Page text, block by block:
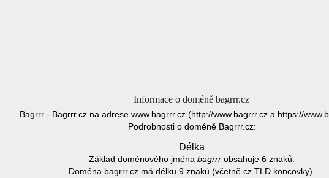
Informace o doméně bagrrr.cz
Bagrrr - Bagrrr.cz na adrese www.bagrrr.cz (http://www.bagrrr.cz a https://
Podrobnosti o doméně Bagrrr.cz:
Délka
Základ doménového jména bagrrr obsahuje 6 znaků.
Doména bagrrr.cz má délku 9 znaků (včetně cz TLD koncovky).